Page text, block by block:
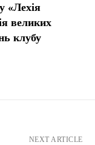
«Лехія
великих
клубу
NEXT ARTICLE